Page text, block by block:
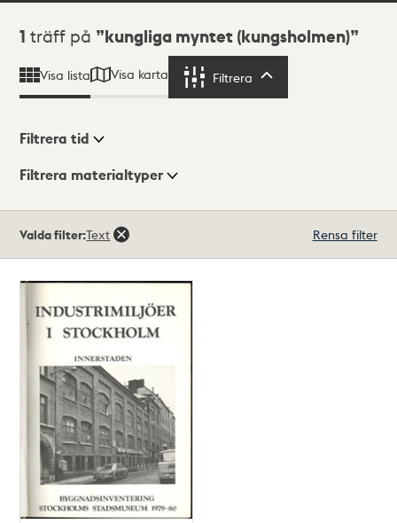
Sökresultat
1 träff på kungliga myntet (kungsholmen)
Visa lista Visa karta Filtrera
Visningsläge
Filtrera tid
Filtrera materialtyper
träffar
Valda filter:Text Rensa filter